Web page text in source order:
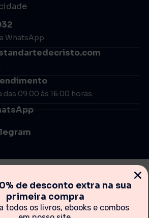
WhatsApp
das 09:00 às 16:00 horas
de desconto extra na sua
primeira compra
todos os livros, ebooks e combos